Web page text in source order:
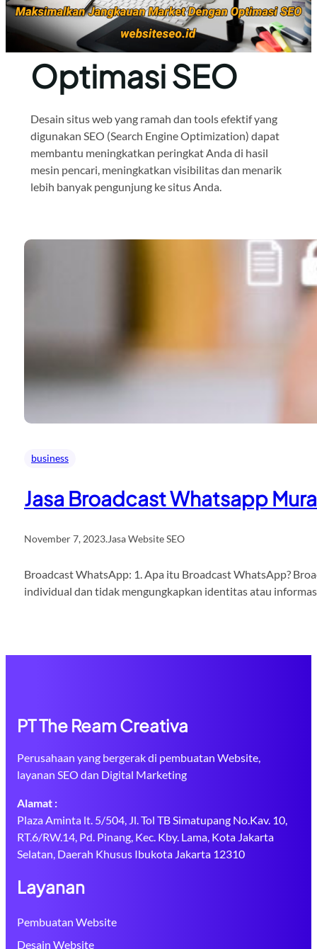
Optimasi SEO
Desain situs web yang ramah dan tools efektif yang
digunakan SEO (Search Engine Optimization) dapat
membantu meningkatkan peringkat Anda di hasil
mesin pencari, meningkatkan visibilitas dan menarik
lebih banyak pengunjung ke situs Anda.
business
Jasa Broadcast Whatsapp
November 7, 2023.Jasa Website SEO
Broadcast WhatsApp: 1. Apa itu Broadcast WhatsApp?
individual dan tidak mengungkapkan identitas atau
PT The Ream Creativa
Perusahaan yang bergerak di pembuatan Website,
layanan SEO dan Digital Marketing
Alamat :
Plaza Aminta lt. 5/504, Jl. Tol TB Simatupang No.Kav. 10,
RT.6/RW.14, Pd. Pinang, Kec. Kby. Lama, Kota Jakarta
Selatan, Daerah Khusus Ibukota Jakarta 12310
Layanan
Pembuatan Website
Desain Website